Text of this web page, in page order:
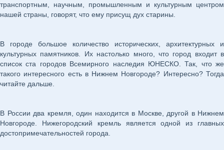
транспортным, научным, промышленным и культурным центром
нашей страны, говорят, что ему присущ дух старины.
В городе большое количество исторических, архитектурных и
культурных памятников. Их настолько много, что город входит в
список ста городов Всемирного наследия ЮНЕСКО. Так, что же
такого интересного есть в Нижнем Новгороде? Интересно? Тогда
читайте дальше.
В России два кремля, один находится в Москве, другой в Нижнем
Новгороде. Нижегородский кремль является одной из главных
достопримечательностей города.